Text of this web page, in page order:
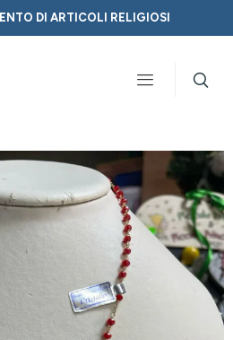
DI ARTICOLI RELIGIOSI